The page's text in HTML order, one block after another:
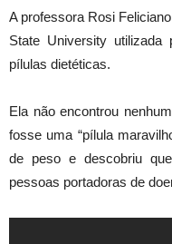
A professora Rosi
State University utilizada
pílulas dietéticas.
Ela não encontrou
fosse uma “pílula
de peso e descobriu
pessoas portadoras de